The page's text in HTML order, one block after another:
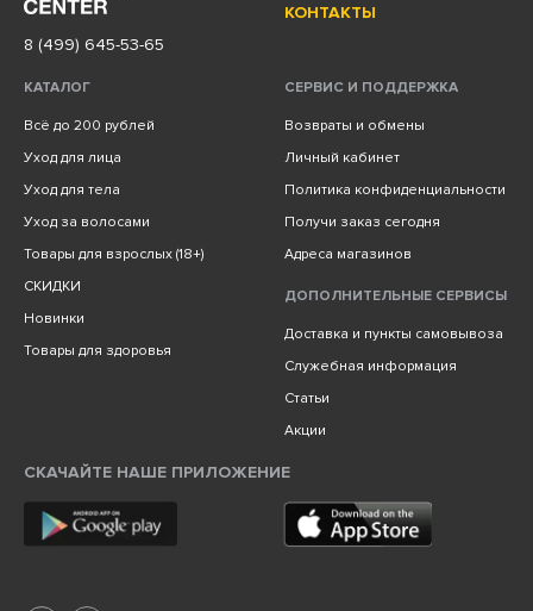
КОНТАКТЫ
8 (499) 645-53-65
КАТАЛОГ
Всё до 200 рублей
Уход для лица
Уход для тела
Уход за волосами
Товары для взрослых (18+)
СКИДКИ
Новинки
Товары для здоровья
СЕРВИС И ПОДДЕРЖКА
Возвраты и обмены
Личный кабинет
Политика конфиденциальности
Получи заказ сегодня
Адреса магазинов
ДОПОЛНИТЕЛЬНЫЕ СЕРВИСЫ
Доставка и пункты самовывоза
Служебная информация
Статьи
Акции
СКАЧАЙТЕ НАШЕ ПРИЛОЖЕНИЕ